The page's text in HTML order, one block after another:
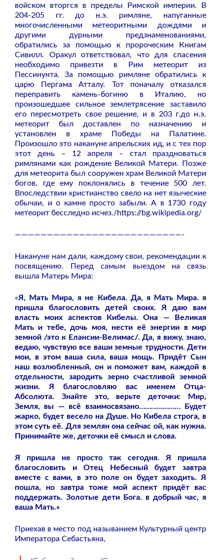
войском вторгся в пределы Римской империи. В
204-205 гг. до н.э. римляне, напуганные
многочисленными метеоритными дождями и
другими дурными предзнаменованиями,
обратились за помощью к пророческим Книгам
Сивилл. Оракул ответствовал, что для спасения
необходимо привезти в Рим метеорит из
Пессинунта. За помощью римляне обратились к
царю Пергама Атталу. Тот поначалу отказался
переправить камень-богиню в Италию, но
произошедшее сильное землетрясение заставило
его пересмотреть свое решение, и в 203 г.до н.э.
метеорит был доставлен по назначению и
установлен в храме Победы на Палатине.
Произошло это накануне апрельских ид, и с тех пор
этот день – 12 апреля – стал праздноваться
римлянами как рождение Великой Матери. Позже
для метеорита был сооружен храм Великой Матери
богов, где ему поклонялись в течение 500 лет.
Впоследствии христианство свело на нет языческие
обычаи, и о камне просто забыли. А в 1730 году
метеорит бесследно исчез./https://bg.wikipedia.org/
——————————————————————————-
Накануне нам дали, каждому свои, рекомендации к
посвящению. Перед самым выездом на связь
вышла Матерь Мира:
«Я, Мать Мира, я не Кибела. Да, я Мать Мира. я
пришла благословить детей своих. Я даю вам
власть моих аспектов Кибелы. Она — Великая
Мать и тебе, дочь моя, нести её энергии в мир
земной /это к Елансии-Велимас/. Да, я вижу, знаю,
ведаю, чувствую все ваши земные трудности. Дети
мои, в этом ваша сила, ваша мощь. Придёт Сын
наш возлюбленный, он и поможет вам, каждой в
отдельности, зародить зерно счастливой земной
жизни. Я благословляю вас именем Отца-
Абсолюта. Знайте это, верьте деточки: Мир,
Земля, вы — всё взаимосвязано………………… Будет
жарко, будет весело на Душе. Но Кибела строга, в
этом суть её. Для землян она сейчас ой, как нужна.
Принимайте же, деточки её смысл и слова.
Я пришла не просто так сегодня. Я пришла
благословить и Отец Небесный будет завтра
вместе с вами, в это поле он будет заходить. Я
пошла, но завтра тоже мой аспект придёт вас
поддержать. Золотые дети Бога. в добрый час, я
ваша Мать.»
Приехав в место под называнием Культурный центр
Императора Себастьяна,